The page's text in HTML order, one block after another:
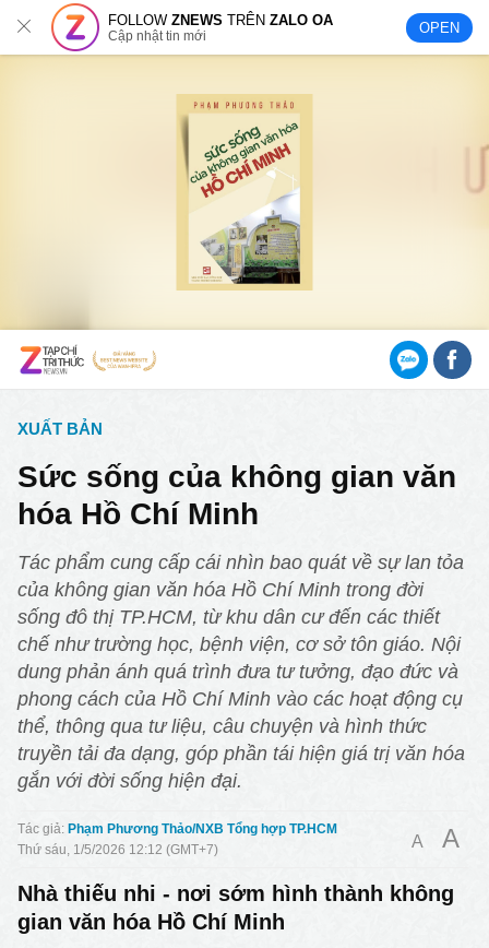
FOLLOWZNEWS TRÊNZALO OA
Cập nhật tin mới OPEN
XUẤT BẢN
Sức sống của không gian văn
hóa Hồ Chí Minh
Tác phẩm cung cấp cái nhìn bao quát về sự lan tỏa
của không gian văn hóa Hồ Chí Minh trong đời
sống đô thị TP.HCM, từ khu dân cư đến các thiết
chế như trường học, bệnh viện, cơ sở tôn giáo. Nội
dung phản ánh quá trình đưa tư tưởng, đạo đức và
phong cách của Hồ Chí Minh vào các hoạt động cụ
thể, thông qua tư liệu, câu chuyện và hình thức
truyền tải đa dạng, góp phần tái hiện giá trị văn hóa
gắn với đời sống hiện đại.
Phạm Phương Thảo/NXB Tổng hợp TP.HCM
Thứ sáu, 1/5/2026 12:12 (GMT+7)
A A
Nhà thiếu nhi - nơi sớm hình thành không
gian văn hóa Hồ Chí Minh